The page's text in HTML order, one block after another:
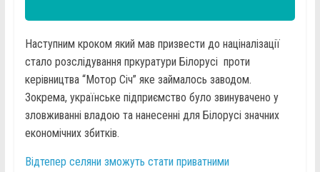
Наступним кроком який мав призвести до націналізації
стало розслідування пркуратури Білорусі проти
керівництва “Мотор Січ” яке займалось заводом.
Зокрема, українське підприємство було звинувачено у
зловживанні владою та нанесенні для Білорусі значних
економічних збитків.
Відтепер селяни зможуть стати приватними